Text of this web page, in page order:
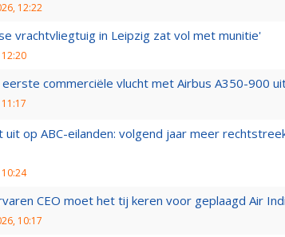
12:22
vrachtvliegtuig in Leipzig zat vol met munitie'
commerciële vlucht met Airbus A350-900
uit op ABC-eilanden: volgend jaar meer
CEO moet het tij keren voor geplaagd Air
10:17